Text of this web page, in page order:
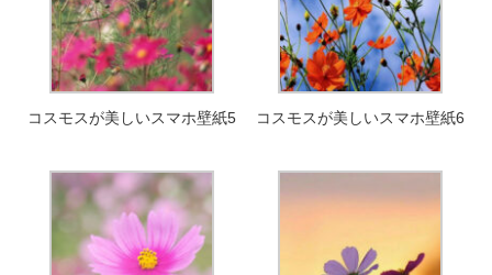
コスモスが美しいスマホ壁紙5 コスモスが美しいスマホ壁紙6